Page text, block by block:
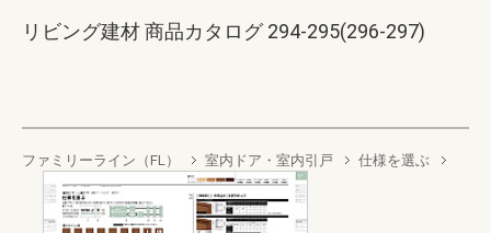
リビング建材 商品カタログ 294-295(296-297)
ファミリーライン（FL） 室内ドア・室内引戸 仕様を選ぶ